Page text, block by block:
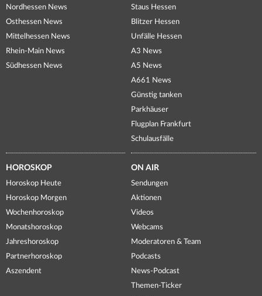
Nordhessen News
Osthessen News
Mittelhessen News
Rhein-Main News
Südhessen News
Staus Hessen
Blitzer Hessen
Unfälle Hessen
A3 News
A5 News
A661 News
Günstig tanken
Parkhäuser
Flugplan Frankfurt
Schulausfälle
HOROSKOP
Horoskop Heute
Horoskop Morgen
Wochenhoroskop
Monatshoroskop
Jahreshoroskop
Partnerhoroskop
Aszendent
ON AIR
Sendungen
Aktionen
Videos
Webcams
Moderatoren & Team
Podcasts
News-Podcast
Themen-Ticker